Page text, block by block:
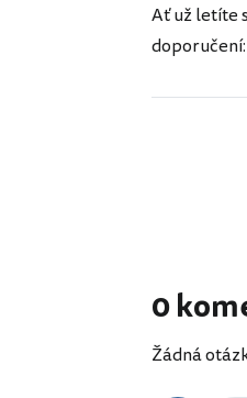
Ať už letíte
doporučení:
0
Žádná